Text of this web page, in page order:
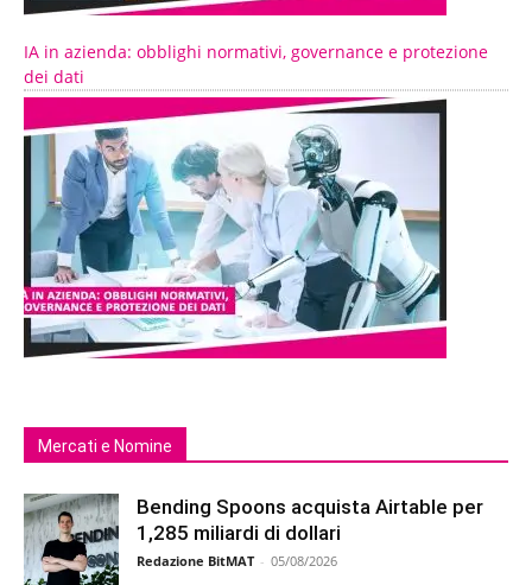
IA in azienda: obblighi normativi, governance e protezione
dei dati
Mercati e Nomine
Bending Spoons acquista Airtable per
1,285 miliardi di dollari
Redazione BitMAT - 05/08/2026